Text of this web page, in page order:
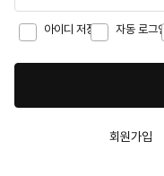
아이디 저장 자동 로그인
회원가입